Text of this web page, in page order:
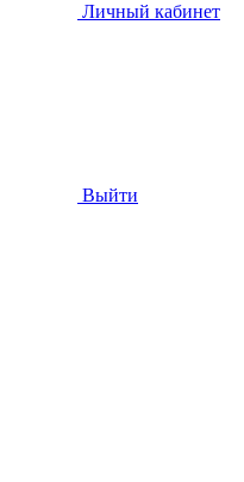
Личный кабинет
Выйти